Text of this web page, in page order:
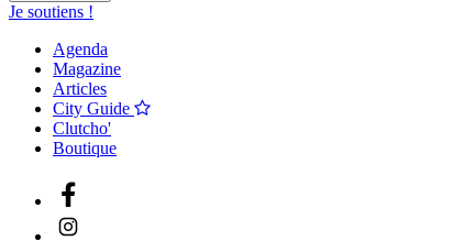
Je soutiens !
Agenda
Magazine
Articles
City Guide
Clutcho'
Boutique